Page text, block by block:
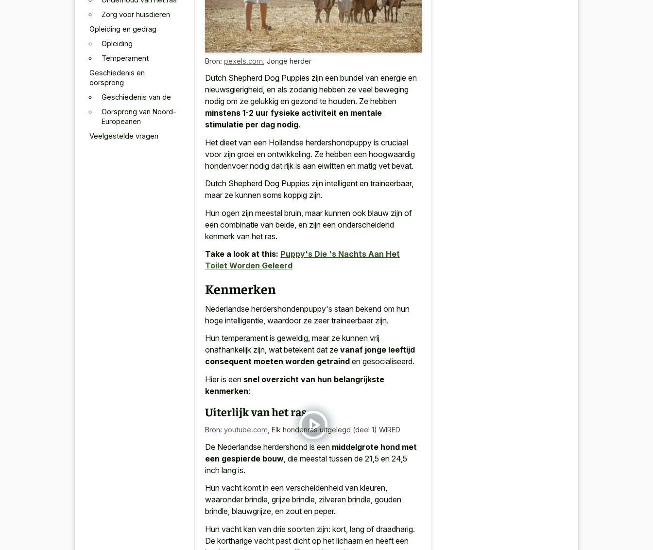
Zorg voor huisdieren
Opleiding en gedrag
Opleiding
Temperament
Geschiedenis en
oorsprong
Geschiedenis van de
Oorsprong van Noord-
Europeanen
Veelgestelde vragen
Bron: pexels.com Jonge herder
Dutch Shepherd Dog Puppies zijn een bundel van energie en
nieuwsgierigheid, en als zodanig hebben ze veel beweging
nodig om ze gelukkig en gezond te houden. Ze hebben
minstens 1-2 uur fysieke activiteit en mentale
stimulatie per dag nodig.
Het dieet van een Hollandse herdershondpuppy is cruciaal
voor zijn groei en ontwikkeling. Ze hebben een hoogwaardig
hondenvoer nodig dat rijk is aan eiwitten en matig vet bevat.
Dutch Shepherd Dog Puppies zijn intelligent en traineerbaar,
maar ze kunnen soms koppig zijn.
Hun ogen zijn meestal bruin, maar kunnen ook blauw zijn of
een combinatie van beide, en zijn een onderscheidend
kenmerk van het ras.
Take a look at this: Puppy's Die 's Nachts Aan Het
Toilet Worden Geleerd
Kenmerken
Nederlandse herdershondenpuppy's staan bekend om hun
hoge intelligentie, waardoor ze zeer traineerbaar zijn.
Hun temperament is geweldig, maar ze kunnen vrij
onafhankelijk zijn, wat betekent dat ze vanaf jonge leeftijd
consequent moeten worden getraind en gesocialiseerd.
Hier is een snel overzicht van hun belangrijkste
kenmerken:
Uiterlijk van het ras
Bron: youtube.com Elk hondenras uitgelegd (deel 1) WIRED
De Nederlandse herdershond is een middelgrote hond met
een gespierde bouw , die meestal tussen de 21,5 en 24,5
inch lang is.
Hun vacht komt in een verscheidenheid van kleuren,
waaronder brindle, grijze brindle, zilveren brindle, gouden
brindle, blauwgrijze, en zout en peper.
Hun vacht kan van drie soorten zijn: kort, lang of draadharig.
De kortharige vacht past dicht op het lichaam en heeft een